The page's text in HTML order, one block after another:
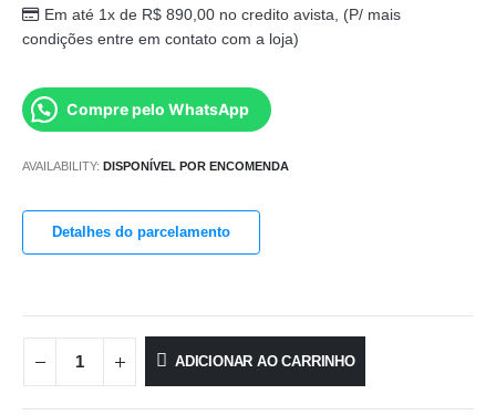
Em até 1x de R$890,00no credito avista, (P/ mais
condições entre em contato com a loja)
Compre pelo WhatsApp
AVAILABILITY: DISPONÍVEL POR ENCOMENDA
Detalhes do parcelamento
ADICIONAR AO CARRINHO